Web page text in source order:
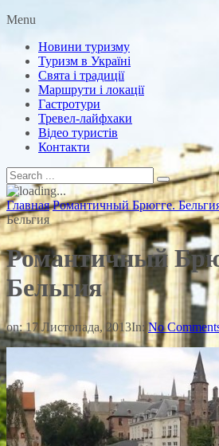
Menu
Новини туризму
Туризм в Україні
Свята і традиції
Маршрути і локації
Гастротури
Тревел-лайфхаки
Відео туристів
Контакти
Главная Романтичный Брюгге.
Бельгия
Романтичный
Бельгия
on:17 Листопада, 2013In: No